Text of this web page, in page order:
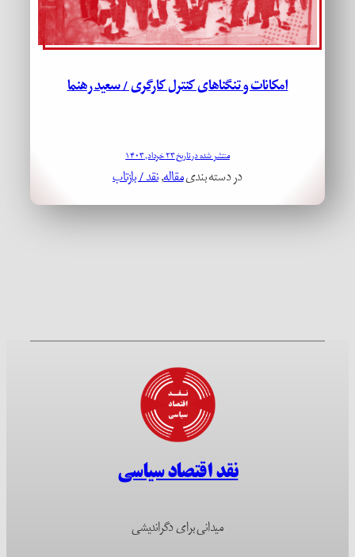
امکانات و تنگناهای کنترل کارگری / سعید رهنما
منتشر شده در تاریخ ۲۳ خرداد, ۱۴۰۳
در دسته بندیمقاله, نقد / بازتاب
نقد اقتصاد سیاسی
میدانی برای دگراندیشی